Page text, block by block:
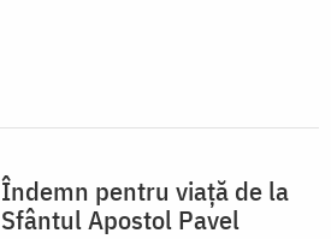
Îndemn pentru viață de la
Sfântul Apostol Pavel